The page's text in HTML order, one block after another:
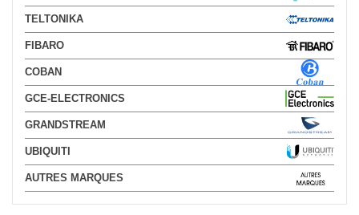
TELTONIKA
FIBARO
COBAN
GCE-ELECTRONICS
GRANDSTREAM
UBIQUITI
AUTRES MARQUES